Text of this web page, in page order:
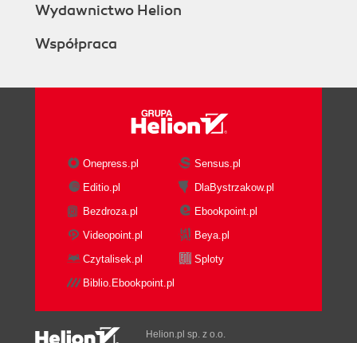
Wydawnictwo Helion
Współpraca
Onepress.pl
Sensus.pl
Editio.pl
DlaBystrzakow.pl
Bezdroza.pl
Ebookpoint.pl
Videopoint.pl
Beya.pl
Czytalisek.pl
Sploty
Biblio.Ebookpoint.pl
Helion.pl sp. z o.o.